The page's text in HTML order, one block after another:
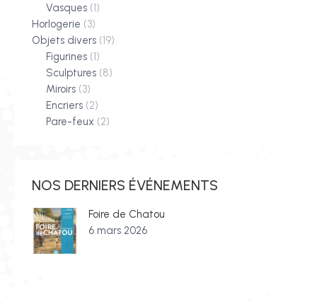
Vasques (1)
Horlogerie (3)
Objets divers (19)
Figurines (1)
Sculptures (8)
Miroirs (3)
Encriers (2)
Pare-feux (2)
NOS DERNIERS ÉVÉNEMENTS
Foire de Chatou
6 mars 2026